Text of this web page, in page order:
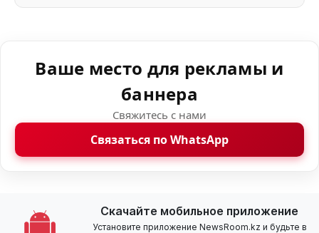
Ваше место для рекламы и
баннера
Свяжитесь с нами
Связаться по WhatsApp
Скачайте мобильное приложение
Установите приложение NewsRoom.kz и будьте в